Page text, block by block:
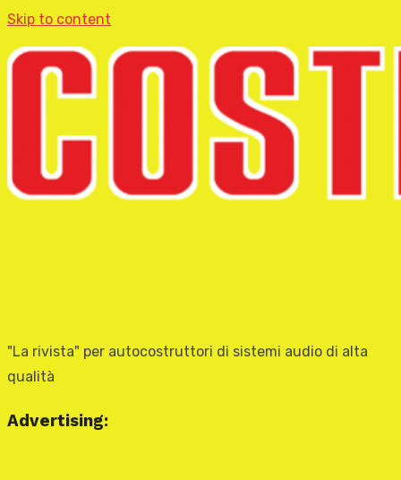
Skip to content
"La rivista" per autocostruttori di sistemi audio di alta
qualità
Advertising: